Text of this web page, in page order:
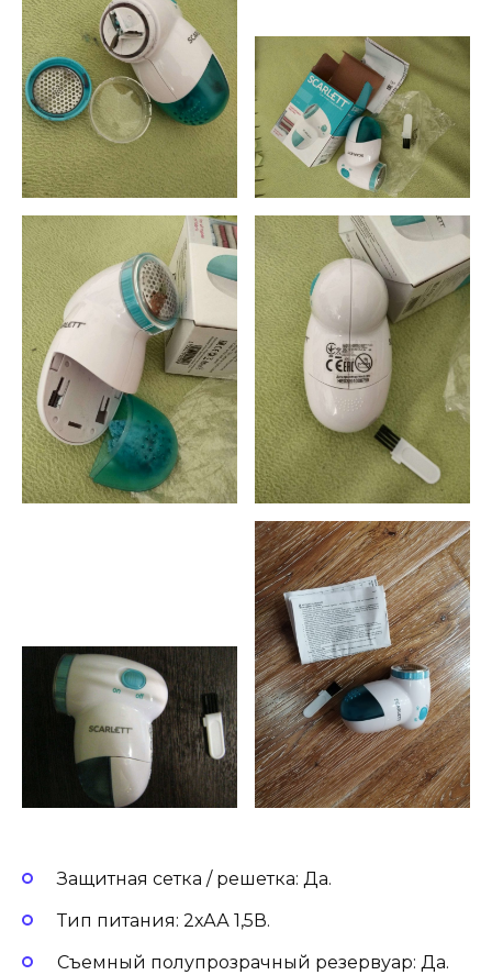
Защитная сетка / решетка: Да.
Тип питания: 2хАА 1,5В.
Съемный полупрозрачный резервуар: Да.